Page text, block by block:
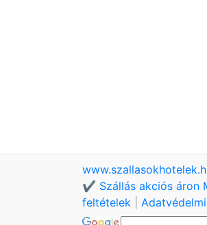
✔️ Szállás akciós áron
feltételek